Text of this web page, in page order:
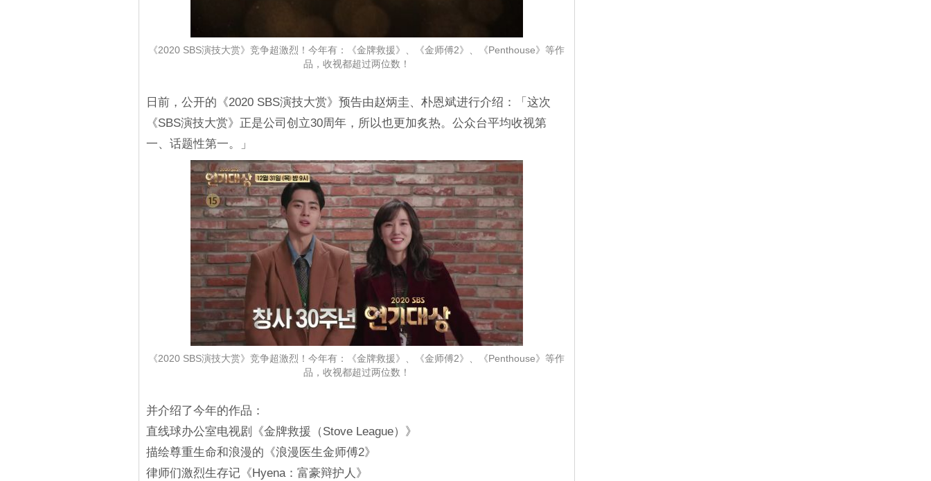
《2020 SBS演技大赏》竞争超激烈！今年有：《金牌救援》、《金师傅2》、《Penthouse》等作
品，收视都超过两位数！
日前，公开的《2020 SBS演技大赏》预告由赵炳圭、朴恩斌进行介绍：「这次
《SBS演技大赏》正是公司创立30周年，所以也更加炙热。公众台平均收视第
一、话题性第一。」
《2020 SBS演技大赏》竞争超激烈！今年有：《金牌救援》、《金师傅2》、《Penthouse》等作
品，收视都超过两位数！
并介绍了今年的作品：
直线球办公室电视剧《金牌救援（Stove League）》
描绘尊重生命和浪漫的《浪漫医生金师傅2》
律师们激烈生存记《Hyena：富豪辩护人》